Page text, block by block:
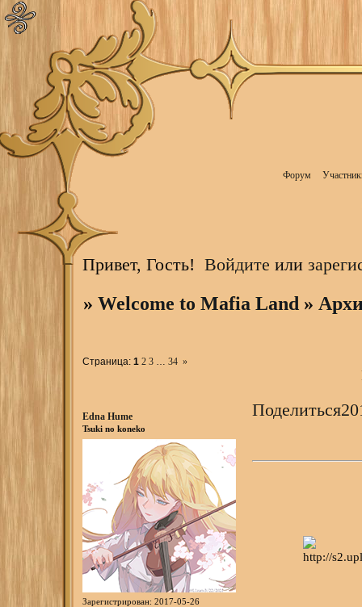
Форум
Привет, Гость! Войдите или
»Welcome to Mafia Land »
Страница:1 2 3 34 »
Поделиться
Edna Hume
Tsuki no koneko
Зарегистрирован: 2017-05-26